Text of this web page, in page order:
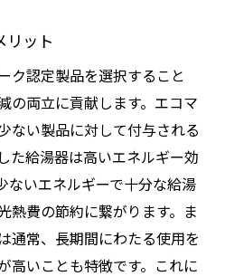
エコ活動
ギー削減目標の設定
ネルギー管理の成功事例
らしをエコにする方法
で消費電力を削減
タイルに合った使い方
ーと組み合わせた活用法
プリで使用状況を把握
リット
ク認定製品を選択すること
の両立に貢献します。エコマ
ない製品に対して付与される
た給湯器は高いエネルギー効
ないエネルギーで十分な給湯
熱費の節約に繋がります。ま
通常、長期間にわたる使用を
高いことも特徴です。これに